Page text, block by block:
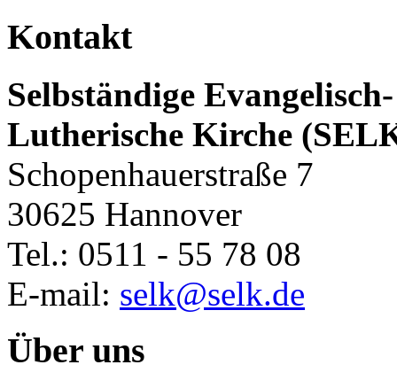
Kontakt
Selbständige Evangelisch-
Lutherische Kirche
Schopenhauerstraße 7
30625 Hannover
Tel.: 0511 - 55 78 08
E-mail: selk@selk.de
Über uns